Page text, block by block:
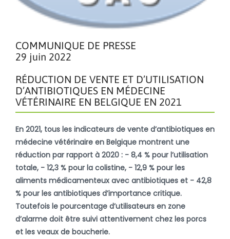
COMMUNIQUE DE PRESSE
29 juin 2022
RÉDUCTION DE VENTE ET D’UTILISATION
D’ANTIBIOTIQUES EN MÉDECINE
VÉTÉRINAIRE EN BELGIQUE EN 2021
En 2021, tous les indicateurs de vente d’antibiotiques en
médecine vétérinaire en Belgique montrent une
réduction par rapport à 2020 : - 8,4 % pour l’utilisation
totale, - 12,3 % pour la colistine, - 12,9 % pour les
aliments médicamenteux avec antibiotiques et - 42,8
% pour les antibiotiques d’importance critique.
Toutefois le pourcentage d’utilisateurs en zone
d’alarme doit être suivi attentivement chez les porcs
et les veaux de boucherie.